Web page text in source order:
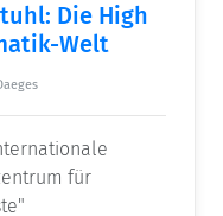
Die High
Welt
für